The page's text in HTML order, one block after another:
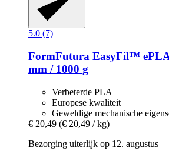
5.0 (7)
FormFutura EasyFil™
mm / 1000 g
Verbeterde PLA
Europese kwaliteit
Geweldige mechanische
€ 20,49 (€ 20,49 / kg)
Bezorging uiterlijk op 12. augustus